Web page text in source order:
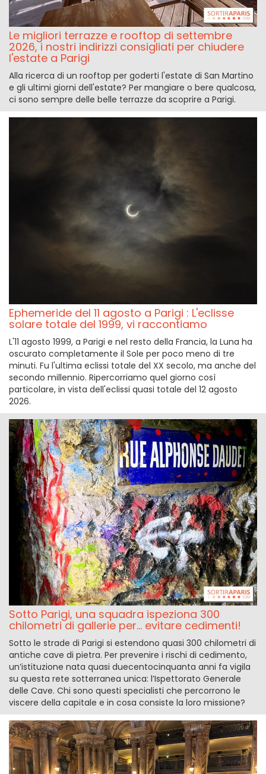
Le migliori terrazze e rooftop di settembre
2026, i nostri indirizzi consigliati per chiudere
l'estate a Parigi
Alla ricerca di un rooftop per goderti l'estate di San Martino
e gli ultimi giorni dell'estate? Per mangiare o bere qualcosa,
ci sono sempre delle belle terrazze da scoprire a Parigi.
Ephemeride del 11 agosto a Parigi : L'eclisse
solare totale del 1999, vi raccontiamo
L'11 agosto 1999, a Parigi e nel resto della Francia, la Luna ha
oscurato completamente il Sole per poco meno di tre
minuti. Fu l'ultima eclissi totale del XX secolo, ma anche del
secondo millennio. Ripercorriamo quel giorno così
particolare, in vista dell'eclissi quasi totale del 12 agosto
2026.
Sotto Parigi, una squadra ispeziona 300
chilometri di gallerie per... evitare cedimenti!
Sotto le strade di Parigi si estendono quasi 300 chilometri di
antiche cave di pietra. Per prevenire i rischi di cedimento,
un’istituzione nata quasi duecentocinquanta anni fa vigila
su questa rete sotterranea unica: l’Ispettorato Generale
delle Cave. Chi sono questi specialisti che percorrono le
viscere della capitale e in cosa consiste la loro missione?